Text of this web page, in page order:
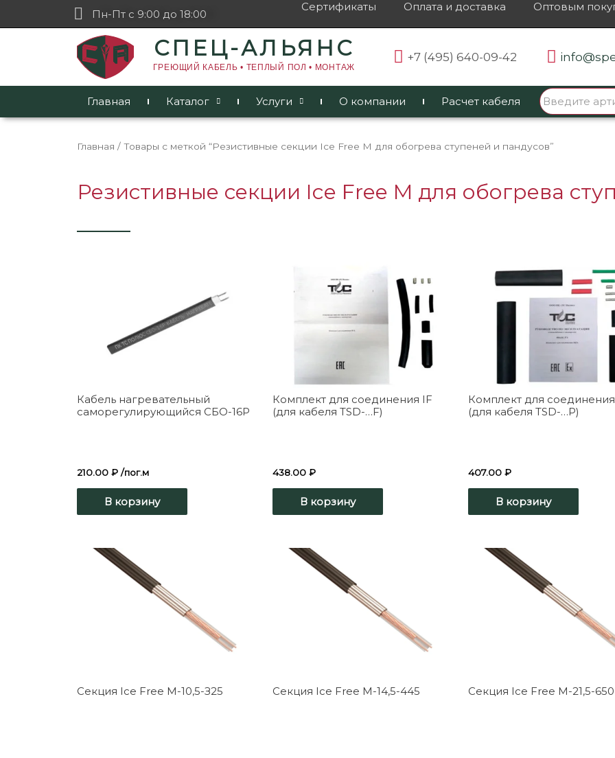
Пн-Пт с 9:00 до 18:00
Сертификаты Оплата и доставка Оптовым
СПЕЦ-АЛЬЯНС
ГРЕЮЩИЙ КАБЕЛЬ • ТЕПЛЫЙ ПОЛ • МОНТАЖ
+7 (495) 640-09-42
Главная Каталог Услуги О компании Расчет кабеля
Главная / Товары с меткой “Резистивные секции Ice Free M для обогрева ступеней и пандусов”
Резистивные секции Ice Free M для обогрева
Кабель нагревательный
саморегулирующийся СБО-16P
210.00 ₽ /пог.м
В корзину
Комплект для соединения IF
(для кабеля TSD-…F)
438.00 ₽
В корзину
Комплект для
(для кабеля TSD-…P)
407.00 ₽
В корзину
Секция Ice Free М-10,5-З25 Секция Ice Free М-14,5-445 Секция Ice Free М-21,5-650